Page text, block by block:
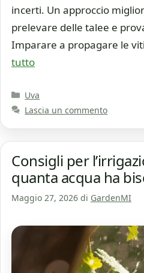
incerti. Un approccio
prelevare delle talee e
Imparare a propagare le
tutto
Categorie
Uva
Lascia un commento
Consigli per
quanta acqua ha
Maggio 27, 2026 di GardenMI